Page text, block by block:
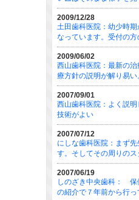
2009/12/28
土田歯科医院：幼少時
なっています。受付の
2009/06/02
西山歯科医院：最新の
療方針の説明が解り易
2007/09/01
西山歯科医院：よく説
技術がよい
2007/07/12
にしな歯科医院：まず
す。そしてその周りの
2007/06/19
しのざき中央歯科： 保
の紹介で７年前から行